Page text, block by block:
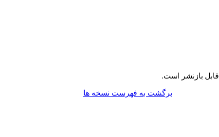
قابل بازنشر است.
برگشت به فهرست نسخه ها